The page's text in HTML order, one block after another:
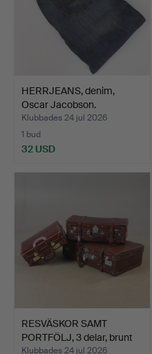
HERRJEANS, denim,
Oscar Jacobson.
Klubbades 24 jul 2026
1 bud
32 USD
RESVÄSKOR SAMT
PORTFÖLJ, 3 delar, brunt
sk…
Klubbades 24 jul 2026